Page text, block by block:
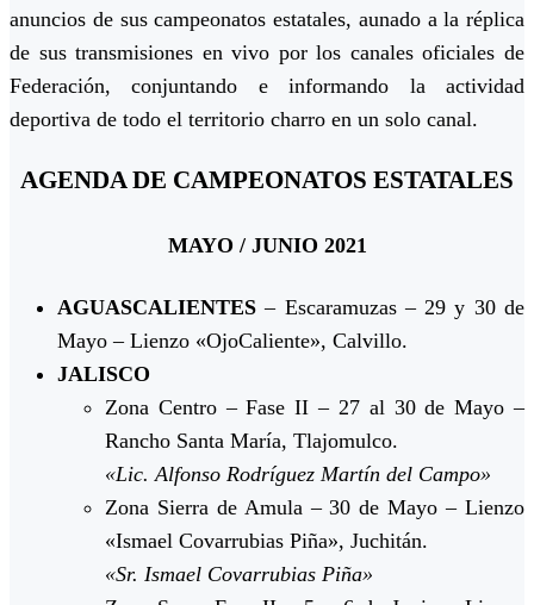
anuncios de sus campeonatos estatales, aunado a la réplica
de sus transmisiones en vivo por los canales oficiales de
Federación, conjuntando e informando la actividad
deportiva de todo el territorio charro en un solo canal.
AGENDA DE CAMPEONATOS ESTATALES
MAYO / JUNIO 2021
AGUASCALIENTES – Escaramuzas – 29 y 30 de
Mayo – Lienzo «OjoCaliente», Calvillo.
JALISCO
Zona Centro – Fase II – 27 al 30 de Mayo –
Rancho Santa María, Tlajomulco.
«Lic. Alfonso Rodríguez Martín del Campo»
Zona Sierra de Amula – 30 de Mayo – Lienzo
«Ismael Covarrubias Piña», Juchitán.
«Sr. Ismael Covarrubias Piña»